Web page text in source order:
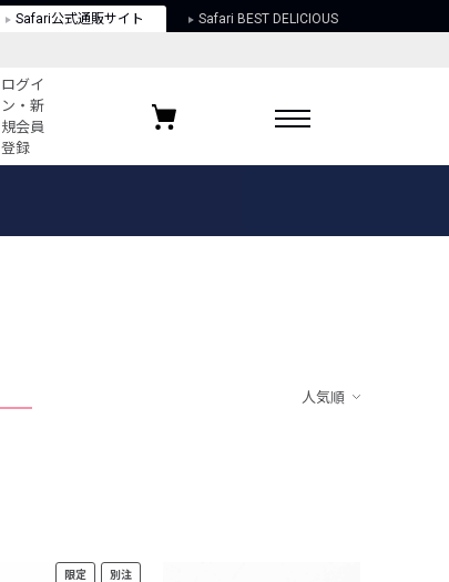
Safari公式通販サイト Safari BEST DELICIOUS
ログイ
ン・新
規会員
登録
お気に入りブランド
人気順
限定 別注